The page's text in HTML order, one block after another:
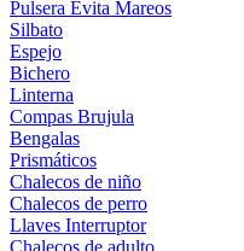
Pulsera Evita Mareos
Silbato
Espejo
Bichero
Linterna
Compas Brujula
Bengalas
Prismáticos
Chalecos de niño
Chalecos de perro
Llaves Interruptor
Chalecos de adulto